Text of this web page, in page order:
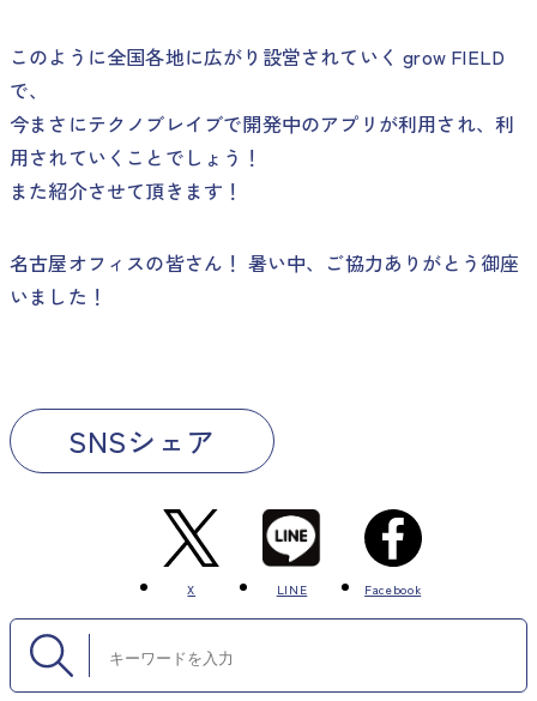
このように全国各地に広がり設営されていく grow FIELD
で、
今まさにテクノブレイブで開発中のアプリが利用され、利
用されていくことでしょう！
また紹介させて頂きます！
名古屋オフィスの皆さん！ 暑い中、ご協力ありがとう御座
いました！
SNSシェア
X LINE Facebook